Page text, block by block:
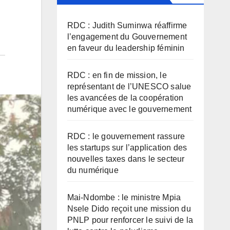
RDC : Judith Suminwa réaffirme
l’engagement du Gouvernement
en faveur du leadership féminin
RDC : en fin de mission, le
représentant de l’UNESCO salue
les avancées de la coopération
numérique avec le gouvernement
RDC : le gouvernement rassure
les startups sur l’application des
nouvelles taxes dans le secteur
du numérique
Mai-Ndombe : le ministre Mpia
Nsele Dido reçoit une mission du
PNLP pour renforcer le suivi de la